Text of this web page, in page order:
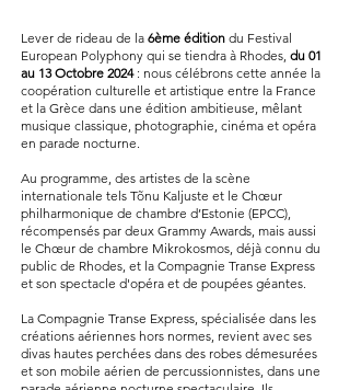
Lever de rideau de la 6ème édition du Festival
European Polyphony qui se tiendra à Rhodes, du 01
au 13 Octobre 2024: nous célébrons cette année la
coopération culturelle et artistique entre la France
et la Grèce dans une édition ambitieuse, mêlant
musique classique, photographie, cinéma et opéra
en parade nocturne.
Au programme, des artistes de la scène
internationale tels Tõnu Kaljuste et le Chœur
philharmonique de chambre d’Estonie (EPCC),
récompensés par deux Grammy Awards, mais aussi
le Chœur de chambre Mikrokosmos, déjà connu du
public de Rhodes, et la Compagnie Transe Express
et son spectacle d'opéra et de poupées géantes.
La Compagnie Transe Express, spécialisée dans les
créations aériennes hors normes, revient avec ses
divas hautes perchées dans des robes démesurées
et son mobile aérien de percussionnistes, dans une